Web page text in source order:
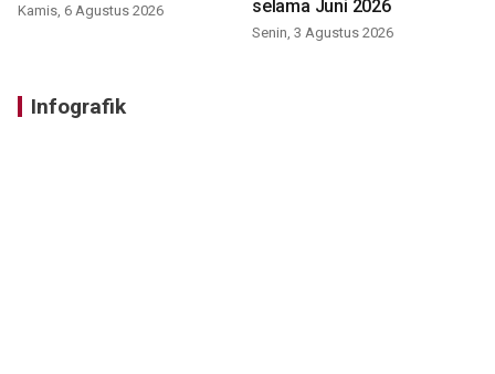
Kamis, 6 Agustus 2026
selama Juni 2026
Senin, 3 Agustus 2026
Infografik